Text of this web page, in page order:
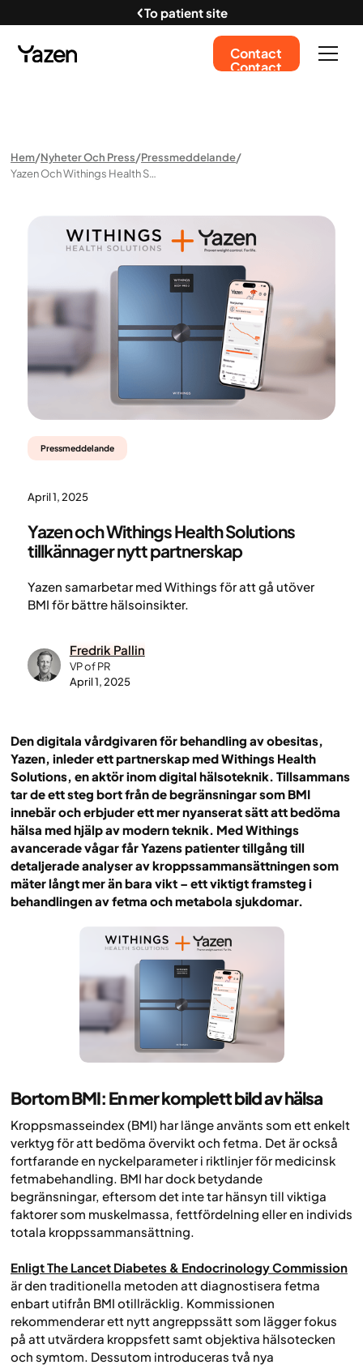
To patient site
Contact
Contact
Hem Nyheter Och Press Pressmeddelande
Yazen Och Withings Health Solutions Tillkännager Nytt Partnerskap
Pressmeddelande
April 1, 2025
Yazen och Withings Health Solutions
tillkännager nytt partnerskap
Yazen samarbetar med Withings för att gå utöver
BMI för bättre hälsoinsikter.
Fredrik Pallin
VP of PR
April 1, 2025
Den digitala vårdgivaren för behandling av obesitas,
Yazen, inleder ett partnerskap med Withings Health
Solutions, en aktör inom digital hälsoteknik. Tillsammans
tar de ett steg bort från de begränsningar som BMI
innebär och erbjuder ett mer nyanserat sätt att bedöma
hälsa med hjälp av modern teknik. Med Withings
avancerade vågar får Yazens patienter tillgång till
detaljerade analyser av kroppssammansättningen som
mäter långt mer än bara vikt – ett viktigt framsteg i
behandlingen av fetma och metabola sjukdomar.
Bortom BMI: En mer komplett bild av hälsa
Kroppsmasseindex (BMI) har länge använts som ett enkelt
verktyg för att bedöma övervikt och fetma. Det är också
fortfarande en nyckelparameter i riktlinjer för medicinsk
fetmabehandling. BMI har dock betydande
begränsningar, eftersom det inte tar hänsyn till viktiga
faktorer som muskelmassa, fettfördelning eller en individs
totala kroppssammansättning.
Enligt The Lancet Diabetes & Endocrinology Commission
är den traditionella metoden att diagnostisera fetma
enbart utifrån BMI otillräcklig. Kommissionen
rekommenderar ett nytt angreppssätt som lägger fokus
på att utvärdera kroppsfett samt objektiva hälsotecken
och symtom. Dessutom introduceras två nya